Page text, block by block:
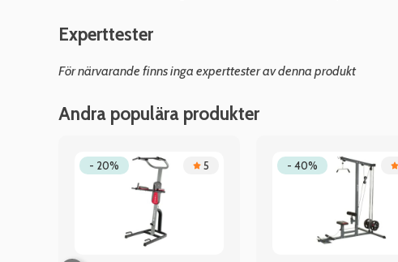
Experttester
För närvarande finns inga experttester av denna produkt
Andra populära produkter
- 20% 5 - 40%